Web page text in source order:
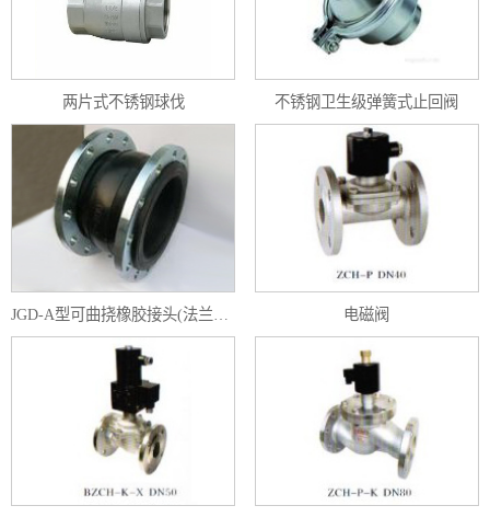
两片式不锈钢球伐 不锈钢卫生级弹簧式止回阀
电磁阀